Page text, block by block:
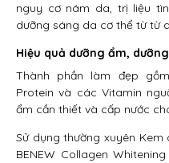
nguy cơ nám da, trị liệu
dưỡng sáng da cơ thể từ từ
Hiệu quả dưỡng ẩm,
Thành phần làm đẹp
Protein và các Vitamin
ẩm cần thiết và cấp nước
Sử dụng thường xuyên
BENEW Collagen